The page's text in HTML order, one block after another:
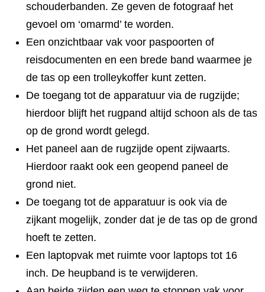
schouderbanden. Ze geven de fotograaf het
gevoel om ‘omarmd’ te worden.
Een onzichtbaar vak voor paspoorten of
reisdocumenten en een brede band waarmee je
de tas op een trolleykoffer kunt zetten.
De toegang tot de apparatuur via de rugzijde;
hierdoor blijft het rugpand altijd schoon als de tas
op de grond wordt gelegd.
Het paneel aan de rugzijde opent zijwaarts.
Hierdoor raakt ook een geopend paneel de
grond niet.
De toegang tot de apparatuur is ook via de
zijkant mogelijk, zonder dat je de tas op de grond
hoeft te zetten.
Een laptopvak met ruimte voor laptops tot 16
inch. De heupband is te verwijderen.